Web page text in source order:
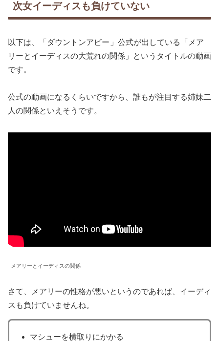
次女イーディスも負けていない
以下は、「ダウントンアビー 」公式が出している「メア
リーとイーディスの大荒れの関係」というタイトルの動画
です。
公式の動画になるくらいですから、誰もが注目する姉妹二
人の関係といえそうです。
メアリーとイーディスの関係
さて、メアリーの性格が悪いというのであれば、イーディ
スも負けていませんね。
マシューを横取りにかかる